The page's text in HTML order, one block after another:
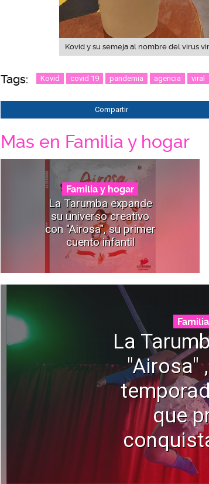
Kovid y su semeja al nombre del virus
Tags: Kovid covid 19 pandemia agencia viral
Compartir
Mas en Familia y hogar
Familia y hogar
La Tarumba expande
su universo creativo
con "Airosa", su primer
cuento infantil
La
"Airosa"
que